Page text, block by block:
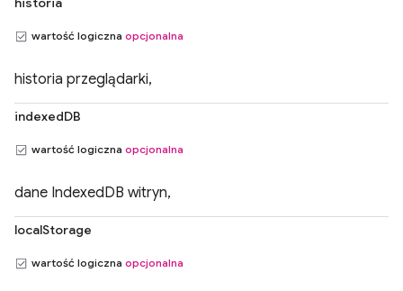
wartość logiczna opcjonalna
historia przeglądarki,
indexedDB
wartość logiczna opcjonalna
dane IndexedDB witryn,
localStorage
wartość logiczna opcjonalna